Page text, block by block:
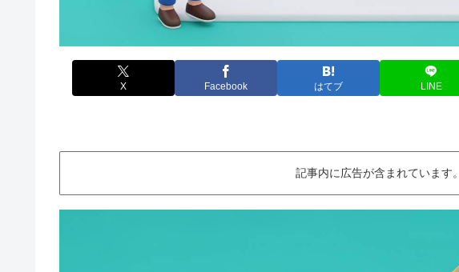
X Facebook はてブ LINE
記事内に広告が含まれています。